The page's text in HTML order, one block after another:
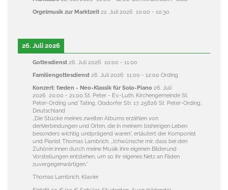
Orgelmusik zur Marktzeit 22. Juli 2026 10:00 - 10:30
26. Juli 2026
Gottesdienst 26. Juli 2026 10:00 - 11:00
Familiengottesdienst 26. Juli 2026 11:00 - 12:00 Ording
Konzert: fæden - Neo-Klassik für Solo-Piano 26. Juli
2026
20:00 - 21:00 St. Peter - Ev.-Luth. Kirchengemeinde St.
Peter-Ording und Tating, Olsdorfer Str. 17, 25826 St. Peter-Ording,
Deutschland
„Die Stücke meines zweiten Albums erzählen von
denVerbindungen und Orten, die in meinem bisherigen Leben
besonders wichtig undprägend waren“, erläutert der Komponist
und Pianist Thomas Lambrich. „Ichwünsche mir, dass bei den
Zuhörer:innen durch meine Musik ihre eigenen Bilderund
Vorstellungen entstehen, um so ihr eigenes Netz an Fäden
zuvergegenwärtigen.“
Thomas Lambrich, Klavier